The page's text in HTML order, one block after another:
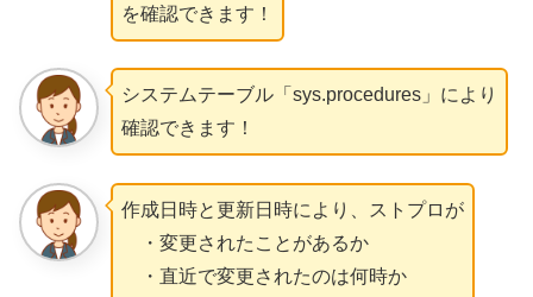
を確認できます！
システムテーブル「sys.procedures」により
確認できます！
作成日時と更新日時により、ストプロが
・変更されたことがあるか
・直近で変更されたのは何時か